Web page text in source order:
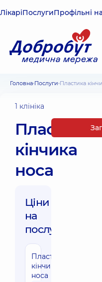
ЛікаріПослугиПрофільні
Головна Послуги Пластика
1 клініка
Пластика
кінчика
носа
Ціни
на
послуги:
Пластика
кінчика
носа